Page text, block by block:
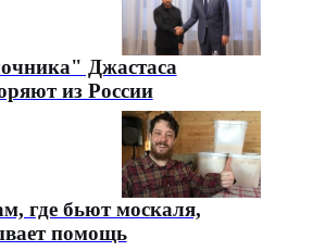
Джастаса
из России
где бьют москаля,
помощь